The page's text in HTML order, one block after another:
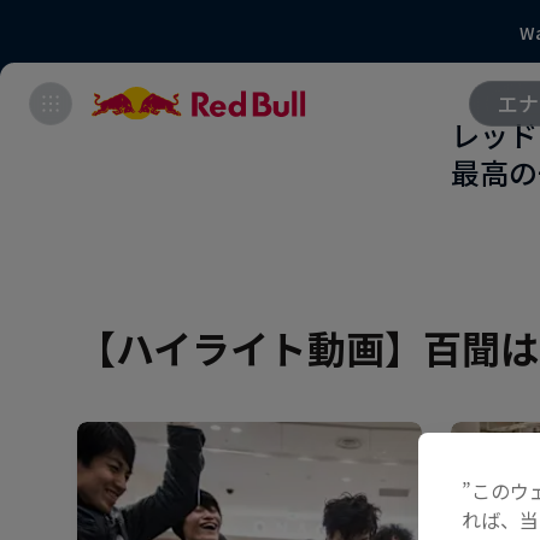
エ
レッ
最高
【ハイライト動画】百聞
”このウ
れば、